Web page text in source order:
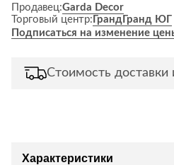
Продавец:Garda Decor
Торговый центр: Гранд Гранд ЮГ
Подписаться на изменение
Стоимость доставки
Характеристики